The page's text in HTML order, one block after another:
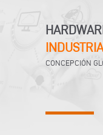
CONCEPCIÓN